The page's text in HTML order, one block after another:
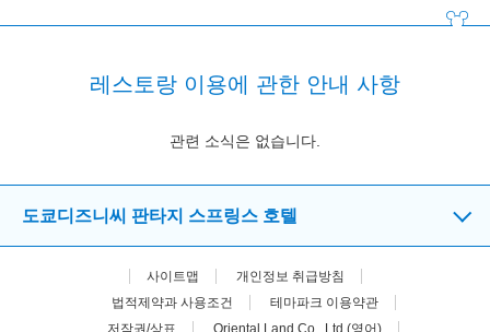
레스토랑 이용에 관한 안내 사항
관련 소식은 없습니다.
도쿄디즈니씨 판타지 스프링스 호텔
사이트맵
개인정보 취급방침
법적제약과 사용조건
테마파크 이용약관
저작권/상표
Oriental Land Co., Ltd.(영어)